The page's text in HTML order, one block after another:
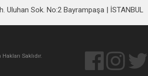
Uluhan Sok. No:2 Bayrampaşa | İSTANBUL
Saklıdır.